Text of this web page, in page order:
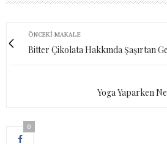
ÖNCEKI MAKALE
Bitter Çikolata Hakkında Şaşırtan
Yoga Yaparken
0